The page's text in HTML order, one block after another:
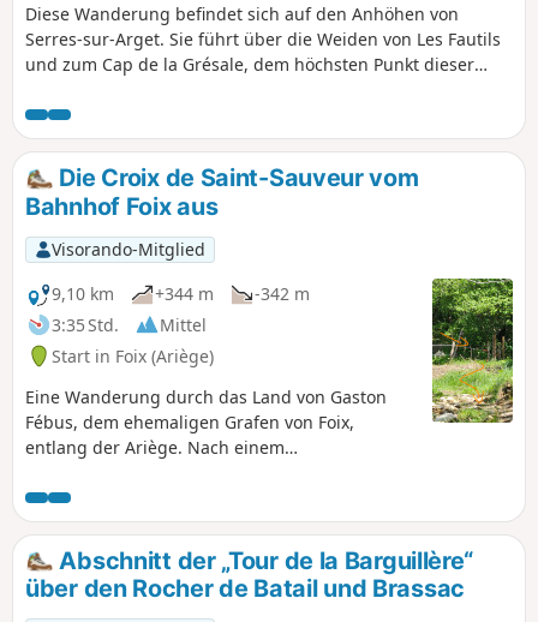
Diese Wanderung befindet sich auf den Anhöhen von
Serres-sur-Arget. Sie führt über die Weiden von Les Fautils
und zum Cap de la Grésale, dem höchsten Punkt dieser
größtenteils durch den Wald und bietet weite Ausblicke auf
das Séronais, das Pays de Foix, das Massif de Tabe und das
Massif de l'Arize. Gelb ausgeschildert und sehr gut
markiert.Die Croix de Saint-Sauveur vom
Bahnhof Foix aus
Visorando-Mitglied
9,10 km
+344 m
-342 m
3:35 Std.
Mittel
Start in Foix (Ariège)
Eine Wanderung durch das Land von Gaston
Fébus, dem ehemaligen Grafen von Foix,
entlang der Ariège. Nach einem
zwischen moosbewachsenen Felsen gelangt
man zu zwei ländlichen Weilern, in denen die
Zeit still zu stehen scheint, und schließlich zum
Kamm mit seinen Aussichtspunkten auf die
Pyrenäen. (!) Es scheint Durchgangsverbote zu
Abschnitt der „Tour de la Barguillère“
über den Rocher de Batail und Brassac